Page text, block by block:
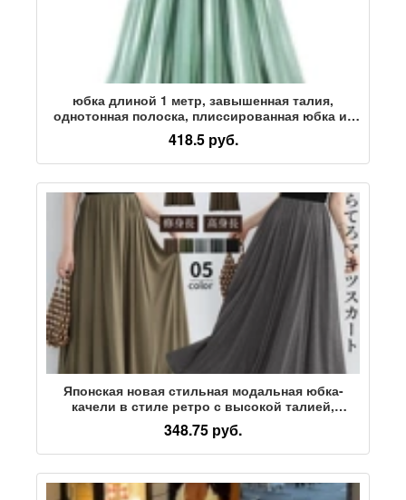
юбка длиной 1 метр, завышенная талия,
однотонная полоска, плиссированная юбка из
перламутрового атласа, большие размеры,
юбка-трапеция в складку, длина до половины
100 см
418.5 руб.
Японская новая стильная модальная юбка-
качели в стиле ретро с высокой талией,
плиссированная юбка, женская летняя
свободная драповая юбка-стрейч
348.75 руб.